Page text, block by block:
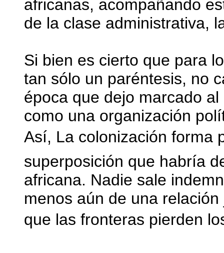
africanas, acompañando
de la clase administrativa,
Si bien es cierto que para
tan sólo un paréntesis, no
época que dejo marcado
como una organización
Así, La colonización
superposición que habría
africana. Nadie sale
menos aún de una
que las fronteras pierden